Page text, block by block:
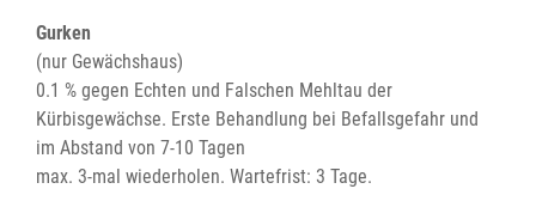
Gurken
(nur Gewächshaus)
0.1 % gegen Echten und Falschen Mehltau der
Kürbisgewächse. Erste Behandlung bei Befallsgefahr und
im Abstand von 7-10 Tagen
max. 3-mal wiederholen. Wartefrist: 3 Tage.